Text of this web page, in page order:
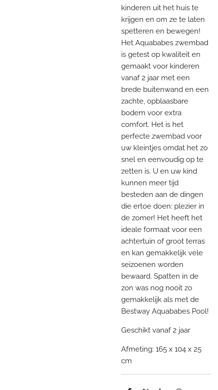
kinderen uit het huis te
krijgen en om ze te laten
spetteren en bewegen!
Het Aquababes zwembad
is getest op kwaliteit en
gemaakt voor kinderen
vanaf 2 jaar met een
brede buitenwand en een
zachte, opblaasbare
bodem voor extra
comfort. Het is het
perfecte zwembad voor
uw kleintjes omdat het zo
snel en eenvoudig op te
zetten is. U en uw kind
kunnen meer tijd
besteden aan de dingen
die ertoe doen: plezier in
de zomer! Het heeft het
ideale formaat voor een
achtertuin of groot terras
en kan gemakkelijk vele
seizoenen worden
bewaard. Spatten in de
zon was nog nooit zo
gemakkelijk als met de
Bestway Aquababes Pool!
Geschikt vanaf 2 jaar
Afmeting: 165 x 104 x 25
cm